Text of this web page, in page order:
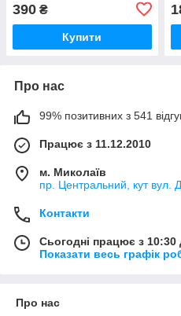
390 ₴
Купити
Про нас
99% позитивних з 541
Працює з 11.12.2010
м. Миколаїв
пр. Центральний, кут вул.
Контакти
Сьогодні працює з 10:30
Показати весь графік
Про нас